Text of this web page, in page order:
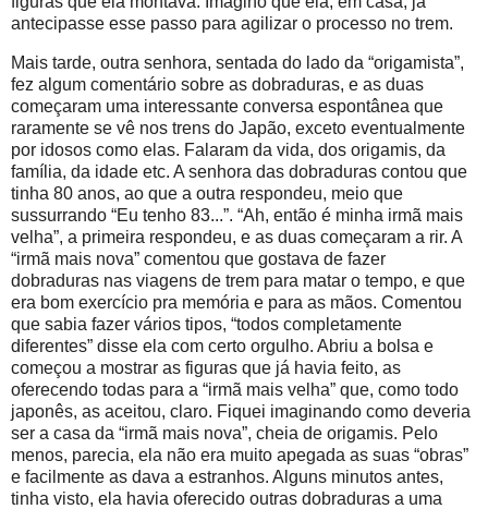
antecipasse esse passo para agilizar o processo no trem.
Mais tarde, outra senhora, sentada do lado da “origamista”,
fez algum comentário sobre as dobraduras, e as duas
começaram uma interessante conversa espontânea que
raramente se vê nos trens do Japão, exceto eventualmente
por idosos como elas. Falaram da vida, dos origamis, da
família, da idade etc. A senhora das dobraduras contou que
tinha 80 anos, ao que a outra respondeu, meio que
sussurrando “Eu tenho 83...”. “Ah, então é minha irmã mais
velha”, a primeira respondeu, e as duas começaram a rir. A
“irmã mais nova” comentou que gostava de fazer
dobraduras nas viagens de trem para matar o tempo, e que
era bom exercício pra memória e para as mãos. Comentou
que sabia fazer vários tipos, “todos completamente
diferentes” disse ela com certo orgulho. Abriu a bolsa e
começou a mostrar as figuras que já havia feito, as
oferecendo todas para a “irmã mais velha” que, como todo
japonês, as aceitou, claro. Fiquei imaginando como deveria
ser a casa da “irmã mais nova”, cheia de origamis. Pelo
menos, parecia, ela não era muito apegada as suas “obras”
e facilmente as dava a estranhos. Alguns minutos antes,
tinha visto, ela havia oferecido outras dobraduras a uma